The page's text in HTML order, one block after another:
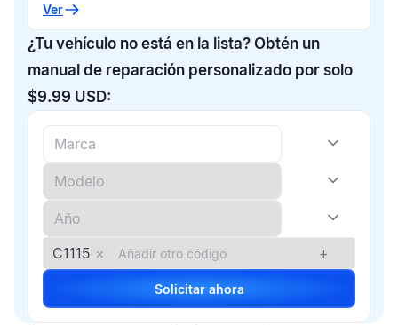
Ver
¿Tu vehículo no está en la lista? Obtén un
manual de reparación personalizado por solo
$9.99 USD:
C1115 × +
Solicitar ahora